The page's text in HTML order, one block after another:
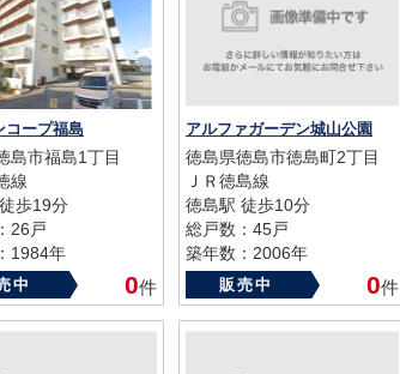
コープ福島
島市福島1丁目
線
歩19分
26戸
1984年
中 0件
アルファガーデン城山公園
徳島県徳島市徳島町2丁目
ＪＲ徳島線
徳島駅 徒歩10分
総戸数：45戸
築年数：2006年
販売中 0件